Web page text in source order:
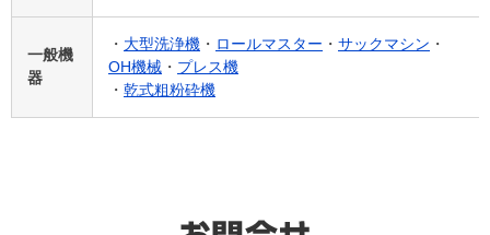
一般機
器
・ 大型洗浄機 ・ ロールマスター ・ サックマシン ・
OH機械 ・ プレス機
・ 乾式粗粉砕機